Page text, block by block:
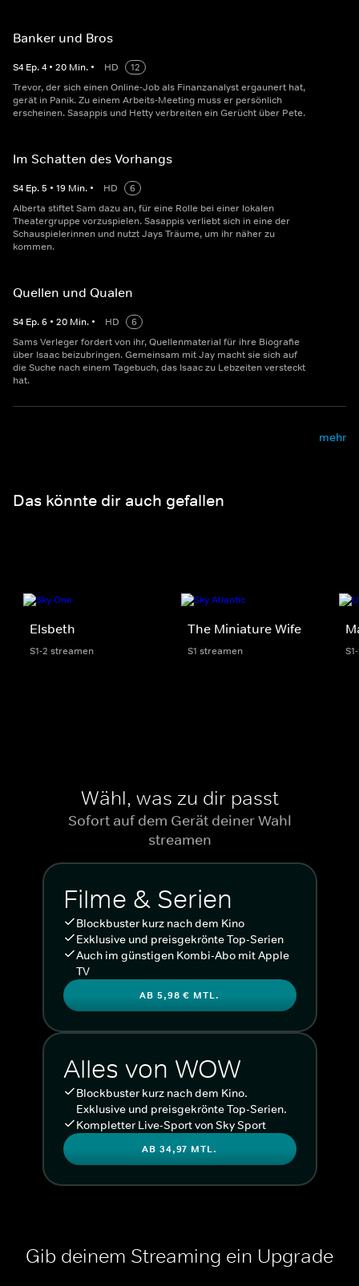
Banker und Bros
S4 Ep.4 • 20 Min. • HD
12
Trevor, der sich einen Online-Job als Finanzanalyst ergaunert hat,
gerät in Panik. Zu einem Arbeits-Meeting muss er persönlich
erscheinen. Sasappis und Hetty verbreiten ein Gerücht über Pete.
Im Schatten des Vorhangs
S4 Ep.5 • 19 Min. • HD
6
Alberta stiftet Sam dazu an, für eine Rolle bei einer lokalen
Theatergruppe vorzuspielen. Sasappis verliebt sich in eine der
Schauspielerinnen und nutzt Jays Träume, um ihr näher zu
kommen.
Quellen und Qualen
S4 Ep.6 • 20 Min. • HD
6
Sams Verleger fordert von ihr, Quellenmaterial für ihre Biografie
über Isaac beizubringen. Gemeinsam mit Jay macht sie sich auf
die Suche nach einem Tagebuch, das Isaac zu Lebzeiten versteckt
hat.
mehr
Das könnte dir auch gefallen
Elsbeth
S1-2 streamen
The Miniature Wife
S1 streamen
Wähl, was zu dir passt
Sofort auf dem Gerät deiner Wahl
streamen
Filme & Serien
Blockbuster kurz nach dem Kino
Exklusive und preisgekrönte Top-Serien
Auch im günstigen Kombi-Abo mit Apple
TV
AB 5,98 € MTL.
Alles von WOW
Blockbuster kurz nach dem Kino.
Exklusive und preisgekrönte Top-Serien.
Kompletter Live-Sport von Sky Sport
AB 34,97 MTL.
Gib deinem Streaming ein Upgrade